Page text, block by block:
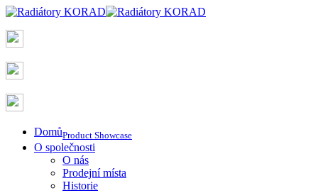
DomůProduct Showcase
O společnosti
O nás
Prodejní místa
Historie